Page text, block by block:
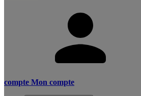
compte Mon compte